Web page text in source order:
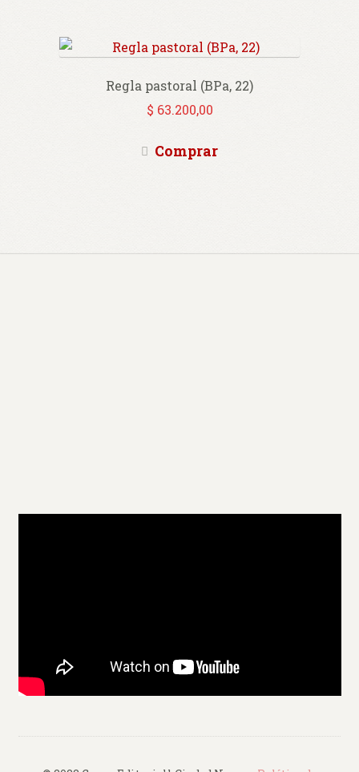
Regla pastoral (BPa, 22)
$ 63.200,00
Comprar